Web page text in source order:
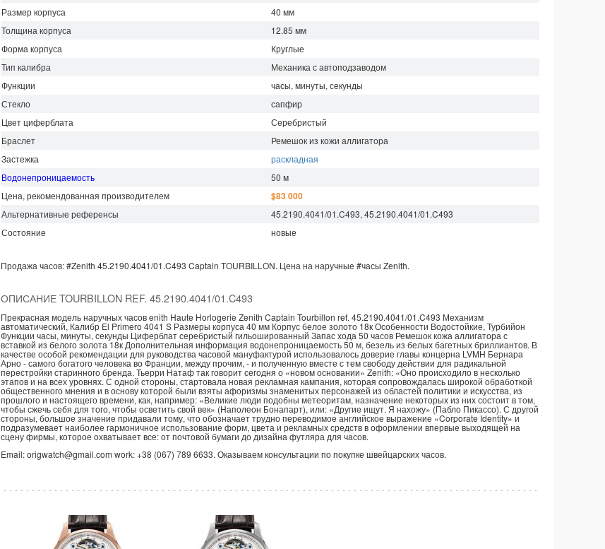
Размер корпуса
40 мм
Толщина корпуса
12.85 мм
Форма корпуса
Круглые
Тип калибра
Механика с автоподзаводом
Функции
часы, минуты, секунды
Стекло
сапфир
Цвет циферблата
Серебристый
Браслет
Ремешок из кожи аллигатора
Застежка
раскладная
Водонепроницаемость
50 м
Цена, рекомендованная производителем
$83 000
Альтернативные референсы
45.2190.4041/01.C493, 45.2190.4041/01.C493
Состояние
новые
Продажа часов:#Zenith 45.2190.4041/01.C493 Captain TOURBILLON. Цена на наручные #часы Zenith.
ОПИСАНИЕ TOURBILLON REF. 45.2190.4041/01.C493
Прекрасная модель наручных часов enith Haute Horlogerie Zenith Captain Tourbillon ref. 45.2190.4041/01.C493 Механизм
автоматический, Калибр El Primero 4041 S Размеры корпуса 40 мм Корпус белое золото 18к Особенности Водостойкие, Турбийон
Функции часы, минуты, секунды Циферблат серебристый гильошированный Запас хода 50 часов Ремешок кожа аллигатора с
вставкой из белого золота 18к Дополнительная информация водонепроницаемость 50 м, безель из белых багетных бриллиантов. В
качестве особой рекомендации для руководства часовой мануфактурой использовалось доверие главы концерна LVMH Бернара
Арно - самого богатого человека во Франции, между прочим, - и полученную вместе с тем свободу действии для радикальной
перестройки старинного бренда. Тьерри Натаф так говорит сегодня о «новом основании» Zenith: «Оно происходило в несколько
этапов и на всех уровнях. С одной стороны, стартовала новая рекламная кампания, которая сопровождалась широкой обработкой
общественного мнения и в основу которой были взяты афоризмы знаменитых персонажей из областей политики и искусства, из
прошлого и настоящего времени, как, например: «Великие люди подобны метеоритам, назначение некоторых из них состоит в том,
чтобы сжечь себя для того, чтобы осветить свой век» (Наполеон Бонапарт), или: «Другие ищут. Я нахожу» (Пабло Пикассо). С другой
стороны, большое значение придавали тому, что обозначает трудно переводимое английское выражение «Corporate Identity» и
подразумевает наиболее гармоничное использование форм, цвета и рекламных средств в оформлении впервые выходящей на
сцену фирмы, которое охватывает все: от почтовой бумаги до дизайна футляра для часов.
Email: origwatch@gmail.com work: +38 (067) 789 6633. Оказываем консультации по покупке швейцарских часов.